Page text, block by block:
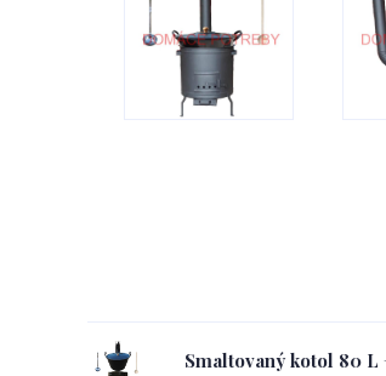
Smaltovaný kotol 80 L